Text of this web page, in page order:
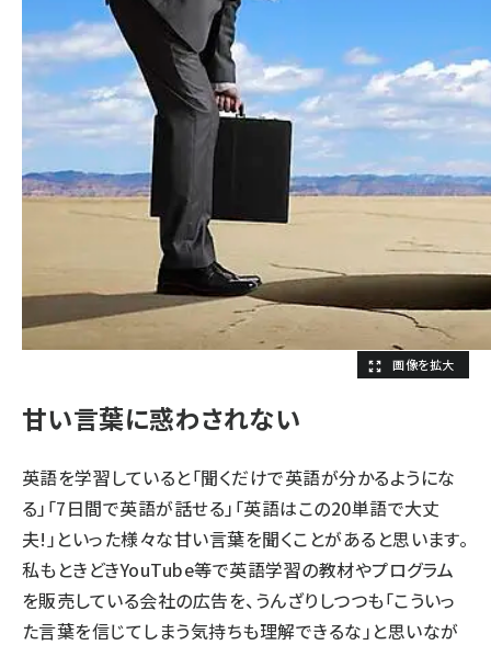
甘い言葉に惑わされない
英語を学習していると「聞くだけで英語が分かるようにな
る」「7日間で英語が話せる」「英語はこの20単語で大丈
夫!」といった様々な甘い言葉を聞くことがあると思います。
私もときどきYouTube等で英語学習の教材やプログラム
を販売している会社の広告を、うんざりしつつも「こういっ
た言葉を信じてしまう気持ちも理解できるな」と思いなが